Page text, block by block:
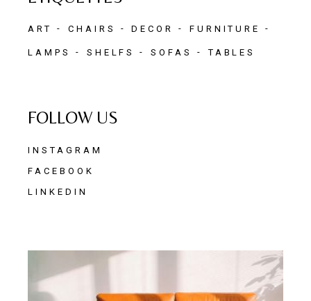
ART CHAIRS DECOR FURNITURE
LAMPS SHELFS SOFAS TABLES
FOLLOW US
INSTAGRAM
FACEBOOK
LINKEDIN